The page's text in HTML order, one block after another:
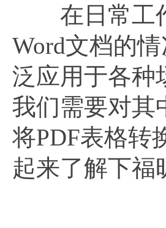
在日常工作
Word文档的
泛应用于各种
我们需要对其
将PDF表格转
起来了解下福